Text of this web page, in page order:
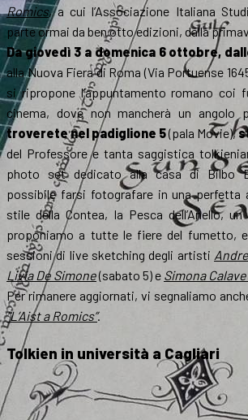
Romics, a cui l’Associazione Italiana
parte ormai da ben otto edizioni, dalla
Da giovedì 3 a domenica 6 ottobre,
alla Nuova Fiera di Roma (Via Portuense
si ripropone l’appuntamento romano
cinema, dove non mancherà un
troverete nel padiglione 5(pala Movie),
del Professore e tanta saggistica
photo set dedicato alla casa di Bilbo
possibile farsi fotografare in una perfetta
stile della Contea, la Pesca dell’Anello,
proponiamo a tutte le fiere del fumetto,
sessioni di live sketching degli artisti
Livia De Simone(sabato 5) e Simona
Per rimanere aggiornati, vi segnaliamo
“L’Aist a Romics”.
Tolkien in università a Cagliari